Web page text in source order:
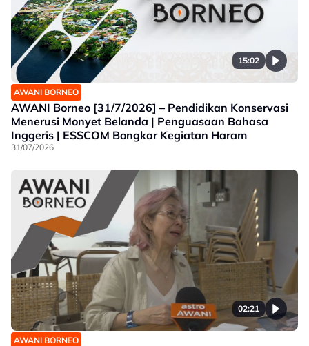
15:02
AWANI BORNEO
AWANI Borneo [31/7/2026] – Pendidikan Konservasi
Menerusi Monyet Belanda | Penguasaan Bahasa
Inggeris | ESSCOM Bongkar Kegiatan Haram
31/07/2026
02:21
AWANI BORNEO